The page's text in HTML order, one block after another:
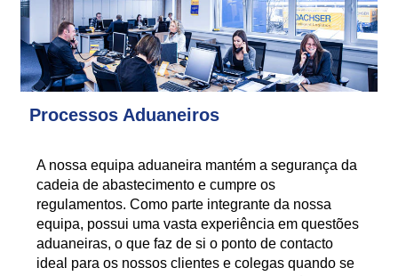
Processos Aduaneiros
A nossa equipa aduaneira mantém a segurança da
cadeia de abastecimento e cumpre os
regulamentos. Como parte integrante da nossa
equipa, possui uma vasta experiência em questões
aduaneiras, o que faz de si o ponto de contacto
ideal para os nossos clientes e colegas quando se